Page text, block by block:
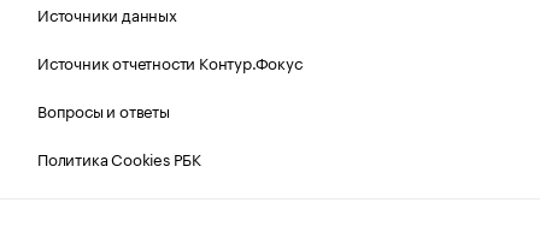
Источники данных
Источник отчетности Контур.Фокус
Вопросы и ответы
Политика Cookies РБК